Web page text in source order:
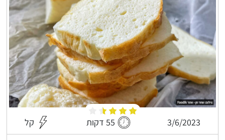
3/6/2023 55 דקות קל